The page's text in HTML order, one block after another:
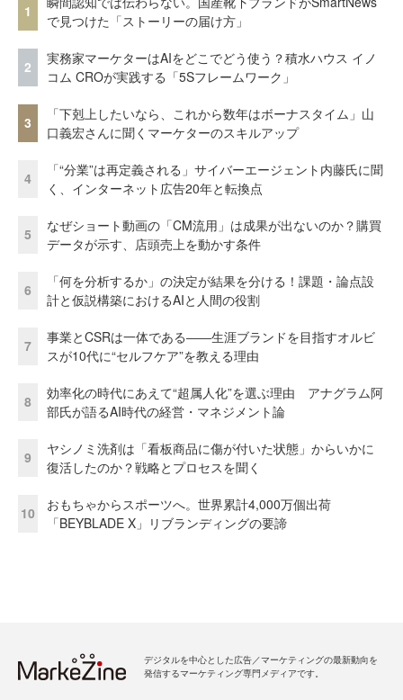
1
で見つけた「ストーリーの届け方」
2
実務家マーケターはAIをどこでどう使う？積水ハウス イノ
コム CROが実践する「5Sフレームワーク」
3
「下剋上したいなら、これから数年はボーナスタイム」山
口義宏さんに聞くマーケターのスキルアップ
4
「“分業”は再定義される」サイバーエージェント内藤氏に聞
く、インターネット広告20年と転換点
5
なぜショート動画の「CM流用」は成果が出ないのか？購買
データが示す、店頭売上を動かす条件
6
「何を分析するか」の決定が結果を分ける！課題・論点設
計と仮説構築におけるAIと人間の役割
7
事業とCSRは一体である――生涯ブランドを目指すオルビ
スが10代に“セルフケア”を教える理由
8
効率化の時代にあえて“超属人化”を選ぶ理由 アナグラム阿
部氏が語るAI時代の経営・マネジメント論
9
ヤシノミ洗剤は「看板商品に傷が付いた状態」からいかに
復活したのか？戦略とプロセスを聞く
10
おもちゃからスポーツへ。世界累計4,000万個出荷
「BEYBLADE X」リブランディングの要諦
デジタルを中心とした広告／マーケティングの最新動向を
発信するマーケティング専門メディアです。